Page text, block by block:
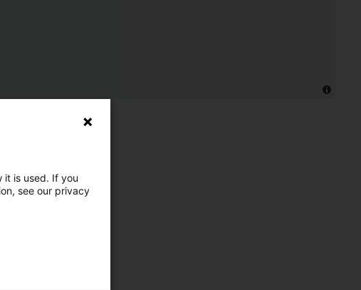
it is used. If you
see our privacy